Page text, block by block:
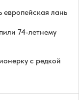
европейская лань
74-летнему
с редкой